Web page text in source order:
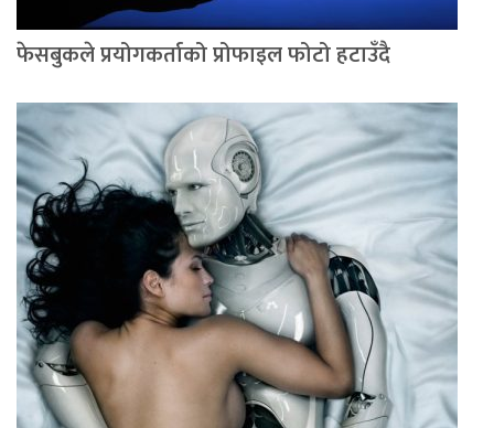
फेसबुकले प्रयोगकर्ताको प्रोफाइल फोटो हटाउँदै